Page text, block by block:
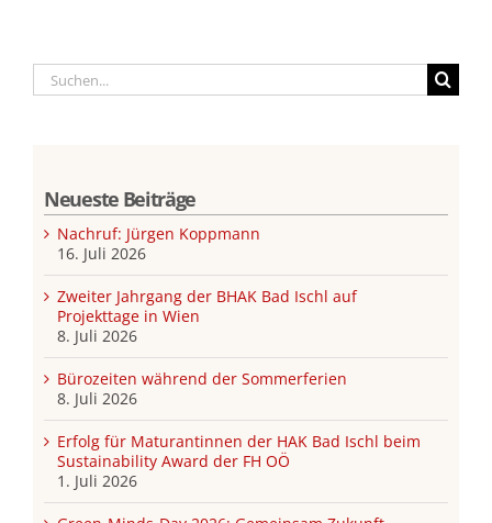
Suche
nach:
Neueste Beiträge
Nachruf: Jürgen Koppmann
16. Juli 2026
Zweiter Jahrgang der BHAK Bad Ischl auf
Projekttage in Wien
8. Juli 2026
Bürozeiten während der Sommerferien
8. Juli 2026
Erfolg für Maturantinnen der HAK Bad Ischl beim
Sustainability Award der FH OÖ
1. Juli 2026